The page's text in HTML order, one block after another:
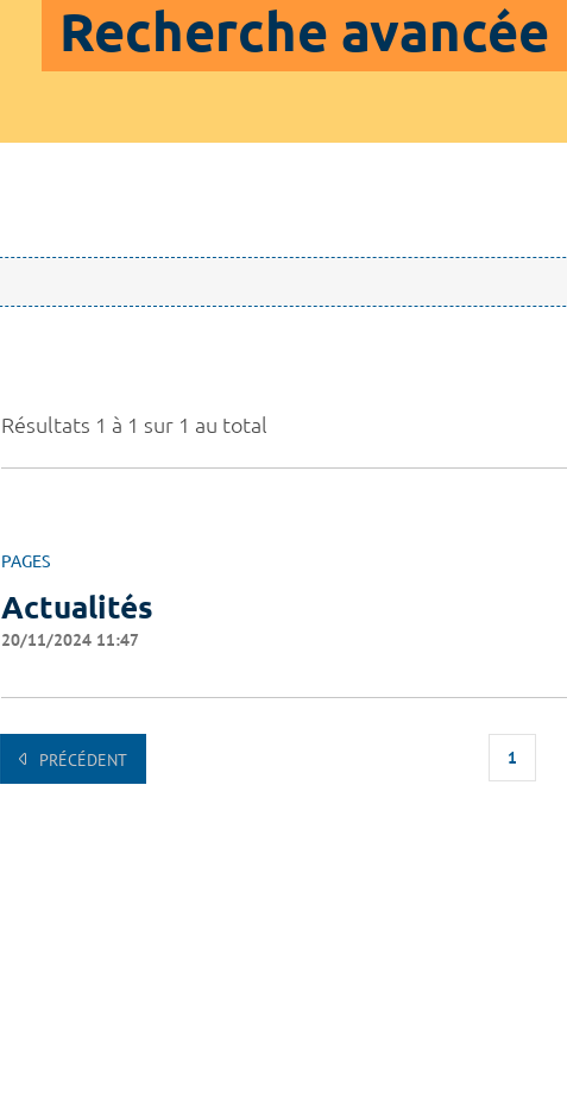
Recherche avancée
Résultats 1 à 1 sur 1 au total
PAGES
Actualités
20/11/2024 11:47
PRÉCÉDENT 1